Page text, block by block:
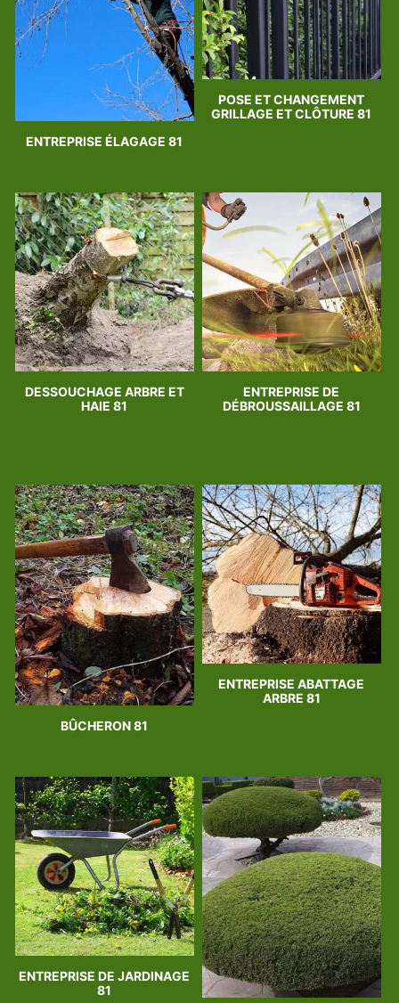
ENTREPRISE ÉLAGAGE 81
POSE ET CHANGEMENT
GRILLAGE ET CLÔTURE 81
DESSOUCHAGE ARBRE ET
HAIE 81
ENTREPRISE DE
DÉBROUSSAILLAGE 81
BÛCHERON 81
ENTREPRISE ABATTAGE
ARBRE 81
ENTREPRISE DE JARDINAGE
81